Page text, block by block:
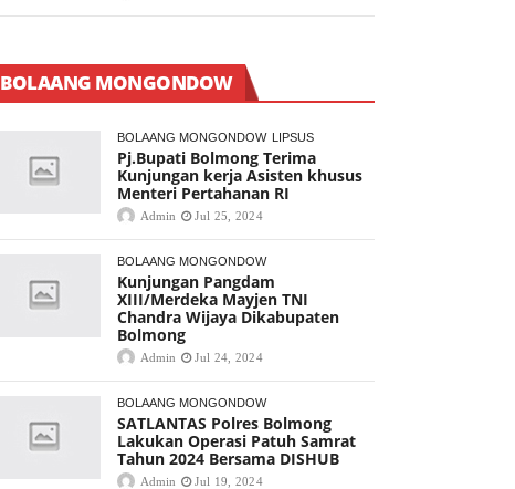
BOLAANG MONGONDOW
BOLAANG MONGONDOW LIPSUS
Pj.Bupati Bolmong Terima
Kunjungan kerja Asisten khusus
Menteri Pertahanan RI
Admin Jul 25, 2024
BOLAANG MONGONDOW
Kunjungan Pangdam
XIII/Merdeka Mayjen TNI
Chandra Wijaya Dikabupaten
Bolmong
Admin Jul 24, 2024
BOLAANG MONGONDOW
SATLANTAS Polres Bolmong
Lakukan Operasi Patuh Samrat
Tahun 2024 Bersama DISHUB
Admin Jul 19, 2024